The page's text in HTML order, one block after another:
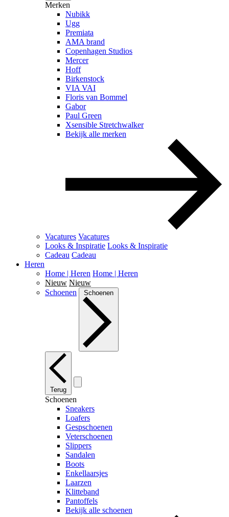
Merken
Nubikk
Ugg
Premiata
AMA brand
Copenhagen Studios
Mercer
Hoff
Birkenstock
VIA VAI
Floris van Bommel
Gabor
Paul Green
Xsensible Stretchwalker
Bekijk alle merken
Vacatures Vacatures
Looks & Inspiratie Looks & Inspiratie
Cadeau Cadeau
Heren
Home | Heren Home | Heren
Nieuw Nieuw
Schoenen
Schoenen
Terug
Schoenen
Sneakers
Loafers
Gespschoenen
Veterschoenen
Slippers
Sandalen
Boots
Enkellaarsjes
Laarzen
Klitteband
Pantoffels
Bekijk alle schoenen